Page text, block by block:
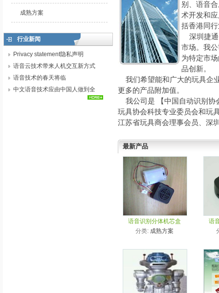
成熟方案
行业新闻
Privacy statement隐私声明
语音云技术带来人机交互新方式
语音技术的春天将临
中文语音技术应由中国人做到全
别、语音
术开发和
括香港同
深圳捷通
市场。我
为特定市
品创新。
我们希望能和广大的玩具企
更多的产品附加值。
我公司是 【中国自动识别协
玩具协会科技专业委员会和玩
江苏省玩具商会理事会员、深
最新产品
语音识别分体机芯盒
分类: 成熟方案
语